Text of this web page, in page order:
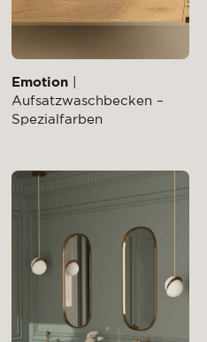
Emotion
Aufsatzwaschbecken –
Spezialfarben